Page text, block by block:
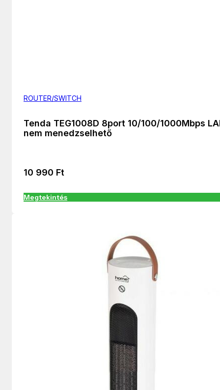
ROUTER/SWITCH
Tenda TEG1008D 8port 10/100/1000Mbps
nem menedzselhető
10 990 Ft
Megtekintés